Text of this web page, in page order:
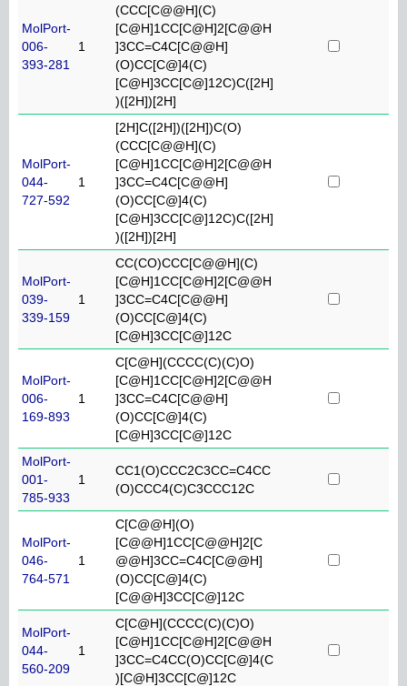
MolPort-
006-
393-281
1
(CCC[C@@H](C)
[C@H]1CC[C@H]2[C@@H
]3CC=C4C[C@@H]
(O)CC[C@]4(C)
[C@H]3CC[C@]12C)C([2H]
)([2H])[2H]
MolPort-
044-
727-592
1
[2H]C([2H])([2H])C(O)
(CCC[C@@H](C)
[C@H]1CC[C@H]2[C@@H
]3CC=C4C[C@@H]
(O)CC[C@]4(C)
[C@H]3CC[C@]12C)C([2H]
)([2H])[2H]
MolPort-
039-
339-159
1
CC(CO)CCC[C@@H](C)
[C@H]1CC[C@H]2[C@@H
]3CC=C4C[C@@H]
(O)CC[C@]4(C)
[C@H]3CC[C@]12C
MolPort-
006-
169-893
1
C[C@H](CCCC(C)(C)O)
[C@H]1CC[C@H]2[C@@H
]3CC=C4C[C@@H]
(O)CC[C@]4(C)
[C@H]3CC[C@]12C
MolPort-
001-
785-933
1
CC1(O)CCC2C3CC=C4CC
(O)CCC4(C)C3CCC12C
MolPort-
046-
764-571
1
C[C@@H](O)
[C@@H]1CC[C@@H]2[C
@@H]3CC=C4C[C@@H]
(O)CC[C@]4(C)
[C@@H]3CC[C@]12C
MolPort-
044-
560-209
1
C[C@H](CCCC(C)(C)O)
[C@H]1CC[C@H]2[C@@H
]3CC=C4CC(O)CC[C@]4(C
)[C@H]3CC[C@]12C